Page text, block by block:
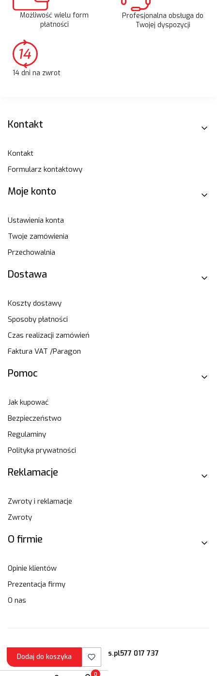
Możliwość wielu form
płatności
Profesjonalna obsługa do
Twojej dyspozycji
14 dni na zwrot
Linki w stopce
Kontakt
Kontakt
Formularz kontaktowy
Moje konto
Ustawienia konta
Twoje zamówienia
Przechowalnia
Dostawa
Koszty dostawy
Sposoby płatności
Czas realizacji zamówień
Faktura VAT /Paragon
Pomoc
Jak kupować
Bezpieczeństwo
Regulaminy
Polityka prywatności
Reklamacje
Zwroty i reklamacje
Zwroty
O firmie
Opinie klientów
Prezentacja firmy
O nas
sklep@stamats.pl577 017 737
Dodaj do koszyka